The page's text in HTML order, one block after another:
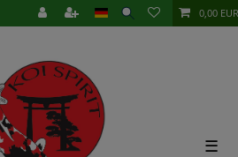
0,00 EUR
☰